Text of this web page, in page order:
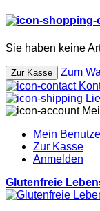
Sie haben keine
Zur Kasse
Zum
Mein
Zur Kasse
Anmelden
Glutenfreie